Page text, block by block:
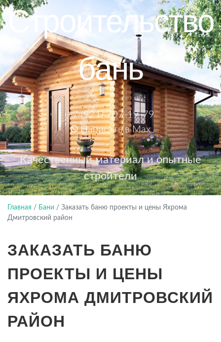
Строительство
бань
+7 (921) 707-19-79
Написать в Max
Качественный материал и опытные
строители
Главная / Бани / Заказать баню проекты и цены Яхрома
Дмитровский район
ЗАКАЗАТЬ БАНЮ
ПРОЕКТЫ И ЦЕНЫ
ЯХРОМА ДМИТРОВСКИЙ
РАЙОН